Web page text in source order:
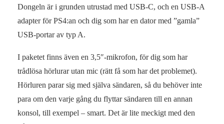
Dongeln är i grunden utrustad med USB-C, och en USB-A
adapter för PS4:an och dig som har en dator med ”gamla”
USB-portar av typ A.
I paketet finns även en 3,5″-mikrofon, för dig som har
trådlösa hörlurar utan mic (rätt få som har det problemet).
Hörluren parar sig med själva sändaren, så du behöver inte
para om den varje gång du flyttar sändaren till en annan
konsol, till exempel – smart. Det är lite meckigt med den